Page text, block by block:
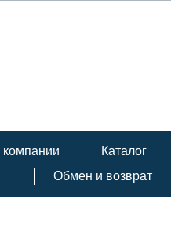
Каталог
Обмен и возврат